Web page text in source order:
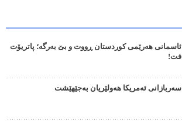
ئاسمانی هەرێمی کوردستان ڕووت و بێ بەرگە؛ پاتریۆت
فت!
سەربازانی ئەمریکا هەولێریان بەجێهێشت